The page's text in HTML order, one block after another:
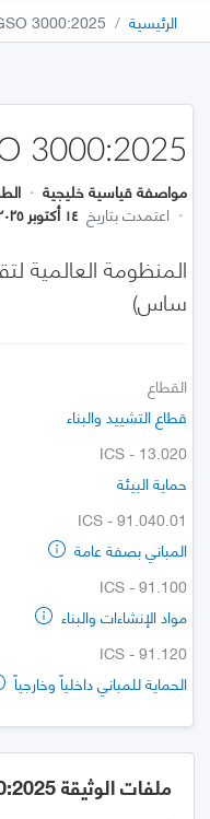
الرئيسية 3000:2025
3000:2025
مواصفة قياسية خليجية ·
· اعتمدت بتاريخ ١٤ أكتوبر ٢٠٢٥
المنظومة العالمية
ساس)
القطاع
قطاع التشييد والبناء
ICS - 13.020
حماية البيئة
ICS - 91.040.01
المباني بصفة عامة
ICS - 91.100
مواد الإنشاءات والبناء
ICS - 91.120
الحماية للمباني داخلياً وخارجياً
ملفات الوثيقة GSO 3000:2025